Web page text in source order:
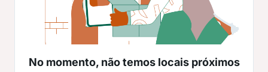
No momento, não temos locais próximos